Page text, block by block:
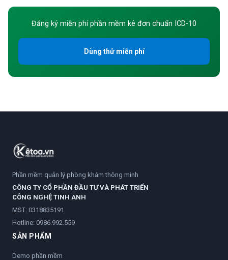
Đăng ký miễn phí phần mềm kê đơn chuẩn ICD-10
Dùng thử miễn phí
Phần mềm quản lý phòng khám thông minh
CÔNG TY CỔ PHẦN ĐẦU TƯ VÀ PHÁT TRIỂN
CÔNG NGHỆ TINH ANH
MST: 0318835191
Hotline: 0986.992.559
SẢN PHẨM
Demo phần mềm